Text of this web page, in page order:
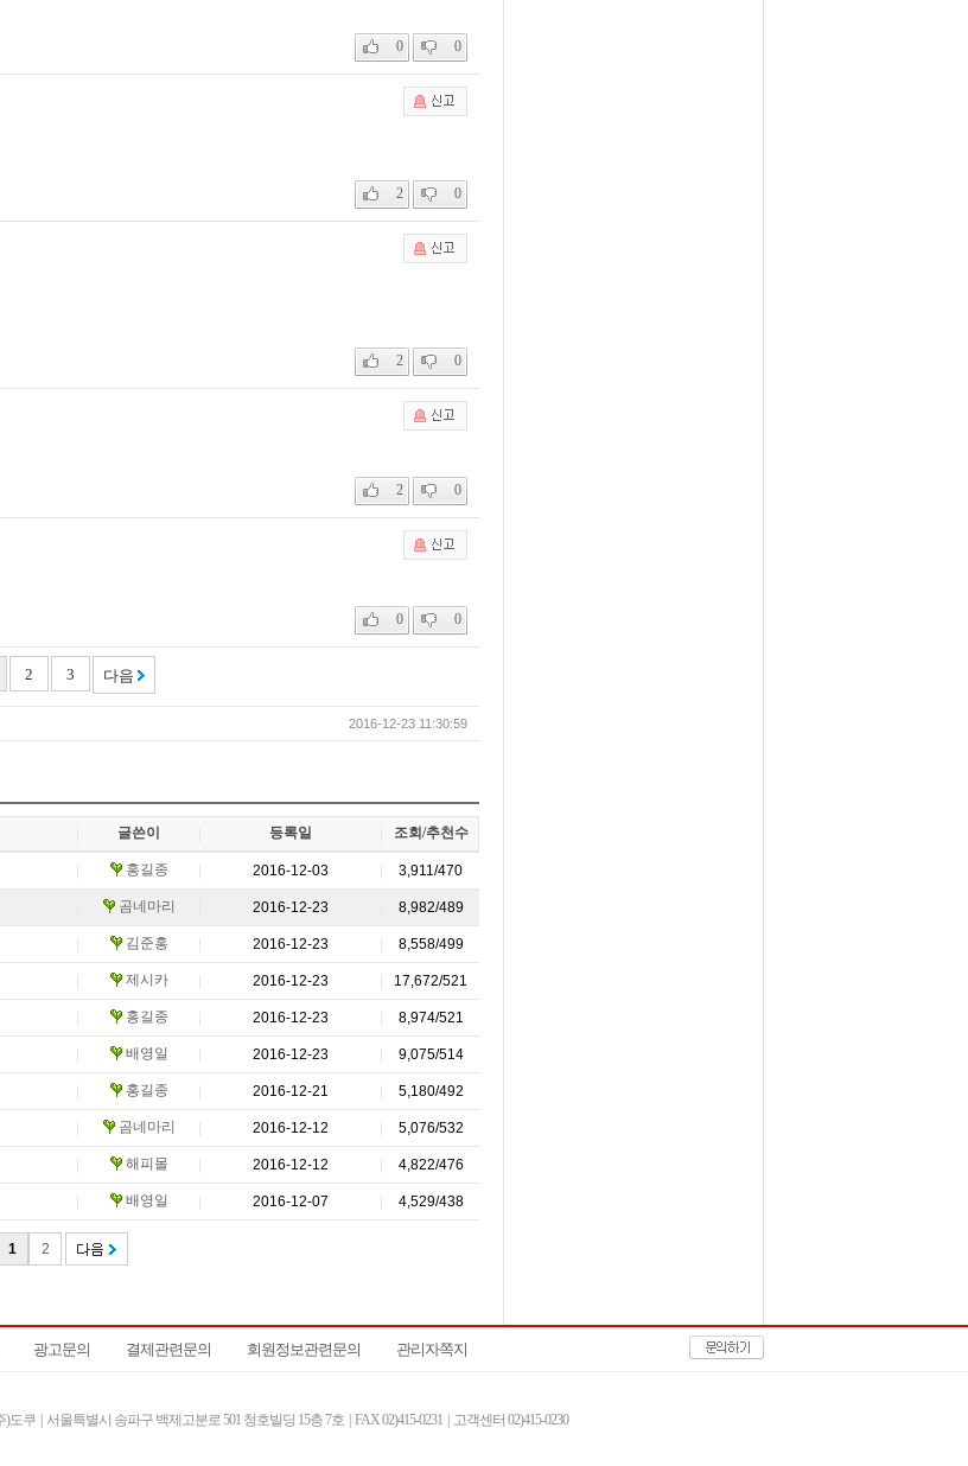
2016-12-23 11:30:59
글쓴이 등록일 조회/추천수
홍길종 2016-12-03 3,911/470
곰네마리 2016-12-23 8,982/489
김준홍 2016-12-23 8,558/499
제시카 2016-12-23 17,672/521
홍길종 2016-12-23 8,974/521
배영일 2016-12-23 9,075/514
홍길종 2016-12-21 5,180/492
곰네마리 2016-12-12 5,076/532
해피몰 2016-12-12 4,822/476
배영일 2016-12-07 4,529/438
1 2
광고문의 결제관련문의 회원정보관련문의 관리자쪽지
)도쿠 | 서울특별시 송파구 백제고분로 501 청호빌딩 15층 7호 | FAX 02)415-0231 | 고객센터 02)415-0230